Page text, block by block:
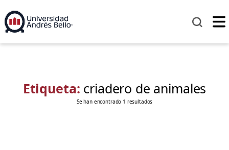
Etiqueta: criadero de animales
Se han encontrado 1 resultados